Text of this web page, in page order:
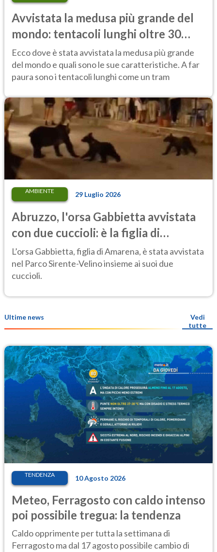
Avvistata la medusa più grande del
mondo: tentacoli lunghi oltre 30
metri, più di un tram cittadino
Ecco dove è stata avvistata la medusa più grande
del mondo e quali sono le sue caratteristiche. A far
paura sono i tentacoli lunghi come un tram
AMBIENTE 29 Luglio 2026
Abruzzo, l'orsa Gabbietta avvistata
con due cuccioli: è la figlia di
Amarena
L’orsa Gabbietta, figlia di Amarena, è stata avvistata
nel Parco Sirente-Velino insieme ai suoi due
cuccioli.
Ultime news
Vedi
tutte
TENDENZA 10 Agosto 2026
Meteo, Ferragosto con caldo intenso
poi possibile tregua: la tendenza
Caldo opprimente per tutta la settimana di
Ferragosto ma dal 17 agosto possibile cambio di